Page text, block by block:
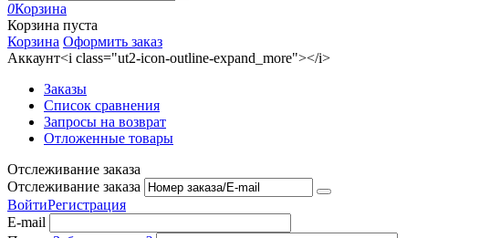
0Корзина
Корзина пуста
Корзина Оформить заказ
Аккаунт<i class="ut2-icon-outline-expand_more"></i>
Заказы
Список сравнения
Запросы на возврат
Отложенные товары
Отслеживание заказа
Отслеживание заказа
ВойтиРегистрация
E-mail